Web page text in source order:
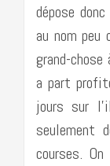
dépose
au nom
grand-
a part
jours sur
seulement
courses.